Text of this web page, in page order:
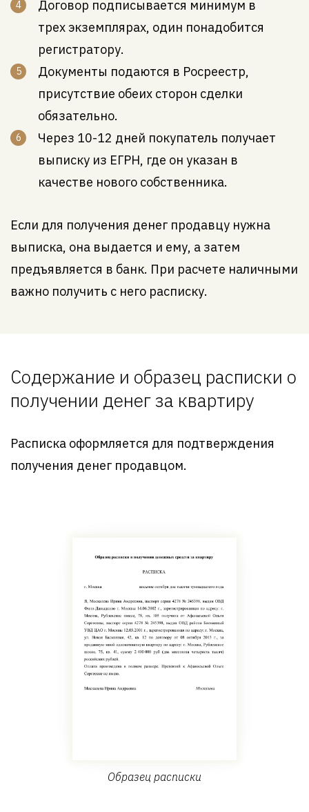
Договор подписывается минимум в
трех экземплярах, один понадобится
регистратору.
Документы подаются в Росреестр,
присутствие обеих сторон сделки
обязательно.
Через 10-12 дней покупатель получает
выписку из ЕГРН, где он указан в
качестве нового собственника.
Если для получения денег продавцу нужна
выписка, она выдается и ему, а затем
предъявляется в банк. При расчете наличными
важно получить с него расписку.
Содержание и образец расписки о
получении денег за квартиру
Расписка оформляется для подтверждения
получения денег продавцом.
Образец расписки